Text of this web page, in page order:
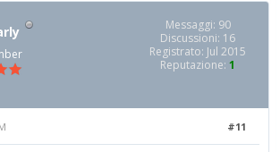
Messaggi: 90
Discussioni: 16
Registrato: Jul 2015
Reputazione: 1
#11